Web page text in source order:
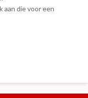
aan die voor een